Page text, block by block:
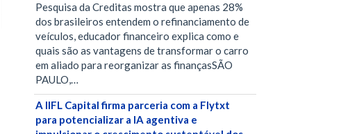
Pesquisa da Creditas mostra que apenas 28%
dos brasileiros entendem o refinanciamento de
veículos, educador financeiro explica como e
quais são as vantagens de transformar o carro
em aliado para reorganizar as finançasSÃO
PAULO,…
A IIFL Capital firma parceria com a Flytxt
para potencializar a IA agentiva e